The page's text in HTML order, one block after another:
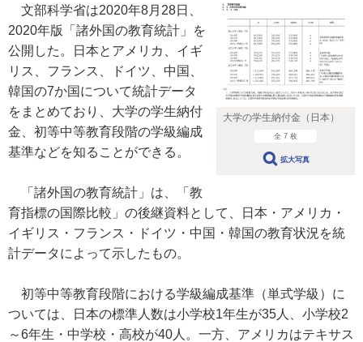
大学の学生納付金（日本）
全 7 枚
拡大写真
文部科学省は2020年8月28日、
2020年版「諸外国の教育統計」を
公開した。日本とアメリカ、イギ
リス、フランス、ドイツ、中国、
韓国の7か国について統計データ
をまとめており、大学の学生納付
金、初等中等教育段階の学級編成
基準などを知ることができる。
「諸外国の教育統計」は、「教
育指標の国際比較」の後継資料として、日本・アメリカ・
イギリス・フランス・ドイツ・中国・韓国の教育状況を統
計データによって示したもの。
初等中等教育段階における学級編成基準（単式学級）に
ついては、日本の標準人数は小学校1年生が35人、小学校2
～6年生・中学校・高校が40人。一方、アメリカはテキサス